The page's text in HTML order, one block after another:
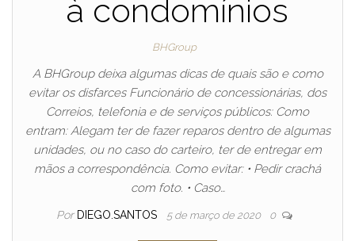
à condomínios
BHGroup
A BHGroup deixa algumas dicas de quais são e como
evitar os disfarces Funcionário de concessionárias, dos
Correios, telefonia e de serviços públicos: Como
entram: Alegam ter de fazer reparos dentro de algumas
unidades, ou no caso do carteiro, ter de entregar em
mãos a correspondência. Como evitar: • Pedir crachá
com foto. • Caso…
Por DIEGO.SANTOS 5 de março de 2020 0